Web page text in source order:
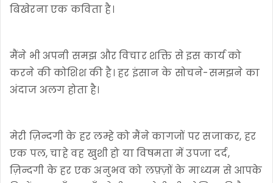
बिखेरना एक कविता है।
मैंने भी अपनी समझ और विचार शक्ति से इस कार्य को
करने की कोशिश की है। हर इंसान के सोचने-समझने का
अंदाज अलग होता है।
मेरी ज़िन्दगी के हर लम्हे को मैंने कागजों पर सजाकर, हर
एक पल, चाहे वह खुशी हो या विषमता में उपजा दर्द,
ज़िन्दगी के हर एक अनुभव को लफ़्ज़ों के माध्यम से आपके